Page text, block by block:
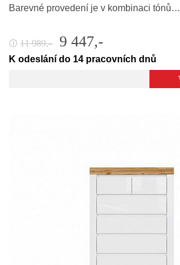
Barevné provedení je v kombinaci tónů…
🛈 11 989,- 9 447,-
K odeslání do 14 pracovních dnů